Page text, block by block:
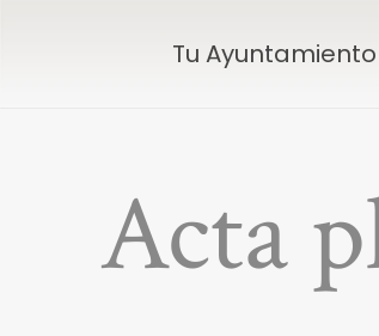
Tu Ayuntamiento
Acta